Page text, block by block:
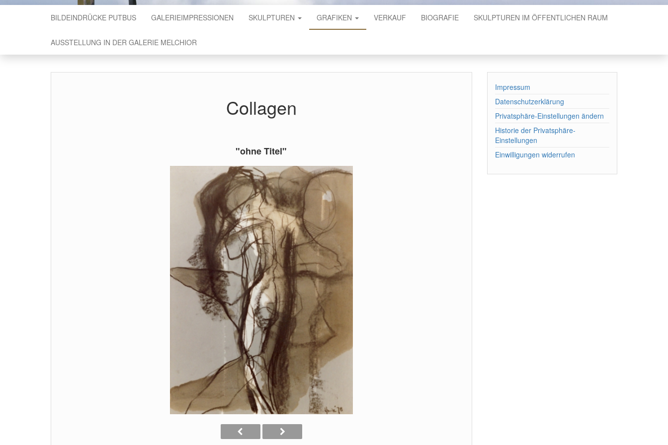
BILDEINDRÜCKE PUTBUS GALERIEIMPRESSIONEN SKULPTUREN GRAFIKEN VERKAUF BIOGRAFIE SKULPTUREN IM ÖFFENTLICHEN RAUM
AUSSTELLUNG IN DER GALERIE MELCHIOR
Collagen
"ohne Titel"
Impressum
Datenschutzerklärung
Privatsphäre-Einstellungen ändern
Historie der Privatsphäre-
Einstellungen
Einwilligungen widerrufen